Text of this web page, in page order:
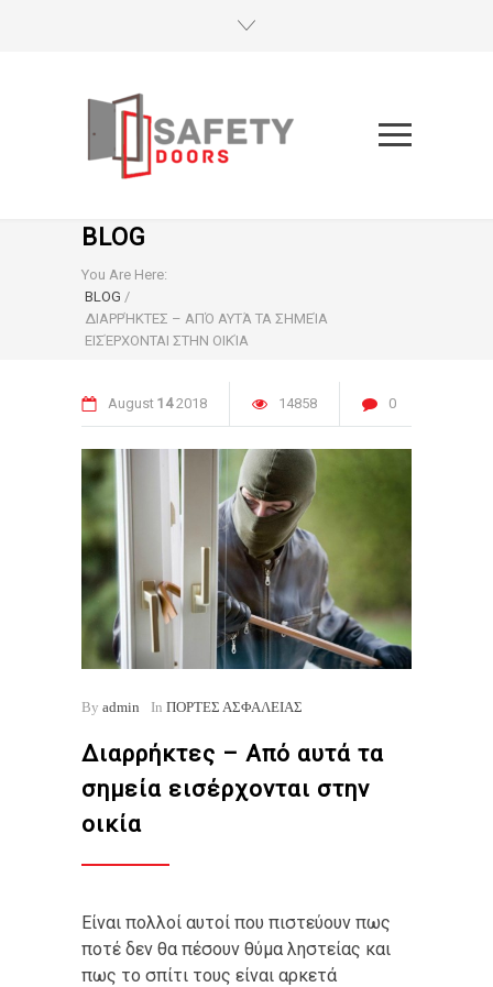
BLOG
You Are Here:
BLOG /
ΔΙΑΡΡΉΚΤΕΣ – ΑΠΌ ΑΥΤΆ ΤΑ ΣΗΜΕΊΑ
ΕΙΣΈΡΧΟΝΤΑΙ ΣΤΗΝ ΟΙΚΊΑ
August 142018 14858 0
By admin In ΠΟΡΤΕΣ ΑΣΦΑΛΕΙΑΣ
Διαρρήκτες – Από αυτά τα
σημεία εισέρχονται στην
οικία
Είναι πολλοί αυτοί που πιστεύουν πως
ποτέ δεν θα πέσουν θύμα ληστείας και
πως το σπίτι τους είναι αρκετά